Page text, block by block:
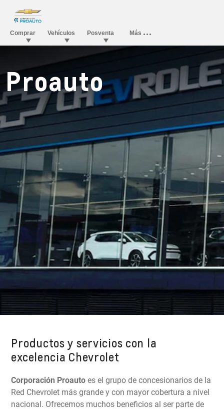
Proauto
Productos y servicios con la
excelencia Chevrolet
Corporación Proauto es el grupo de concesionarios de la
Red Chevrolet más grande y con mayor cobertura a nivel
nacional. Ofrecemos muchos beneficios al ser parte de